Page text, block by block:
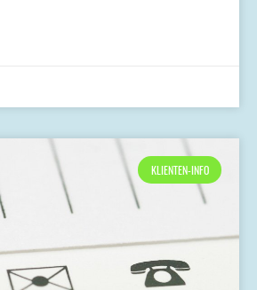
KLIENTEN-INFO